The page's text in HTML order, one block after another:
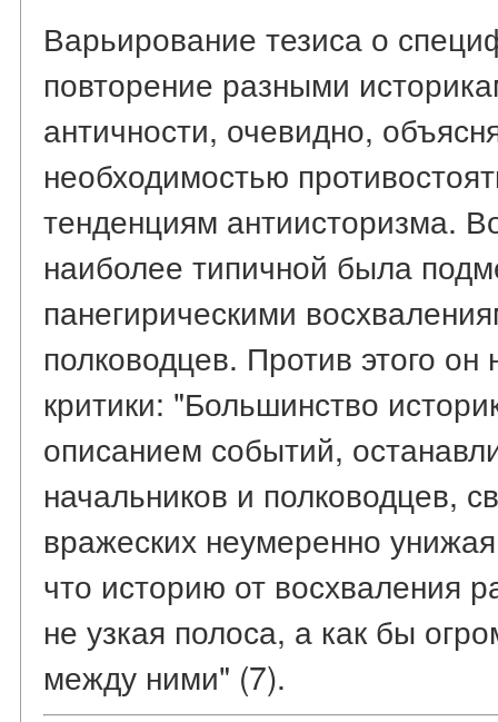
Варьирование тезиса о
повторение разными
античности, очевидно,
необходимостью
тенденциям антиисторизма.
наиболее типичной была
панегирическими
полководцев. Против этого
критики: "Большинство
описанием событий,
начальников и полководцев,
вражеских неумеренно
что историю от восхваления
не узкая полоса, а как бы
между ними" (7).